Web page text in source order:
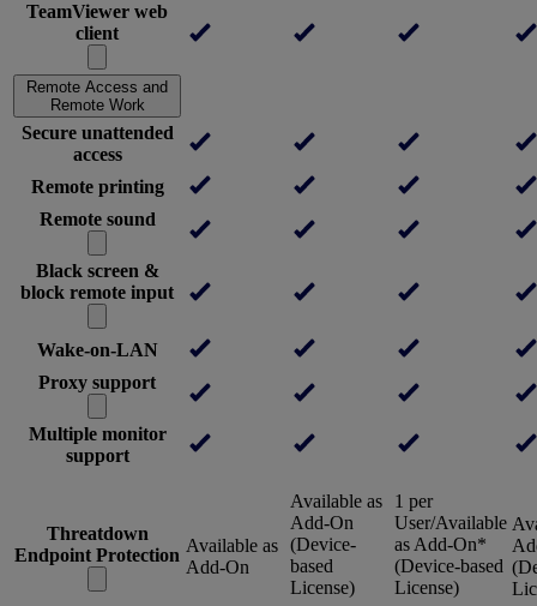
TeamViewer web
client
Remote Access and
Remote Work
Secure unattended
access
Remote printing
Remote sound
Black screen &
block remote input
Wake-on-LAN
Proxy support
Multiple monitor
support
Threatdown
Endpoint Protection Available as
Add-On
Available as
Add-On
(Device-
based
License)
1 per
User/Available
as Add-On*
(Device-based
License)